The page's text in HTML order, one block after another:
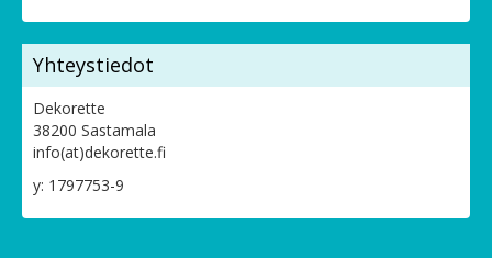
Yhteystiedot
Dekorette
38200 Sastamala
info(at)dekorette.fi
y: 1797753-9